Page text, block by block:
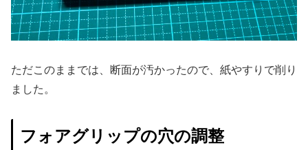
ただこのままでは、断面が汚かったので、紙やすりで削り
ました。
フォアグリップの穴の調整